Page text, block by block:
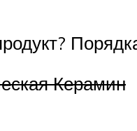
Керамин